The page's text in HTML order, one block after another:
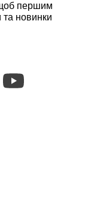
першим
та новинки